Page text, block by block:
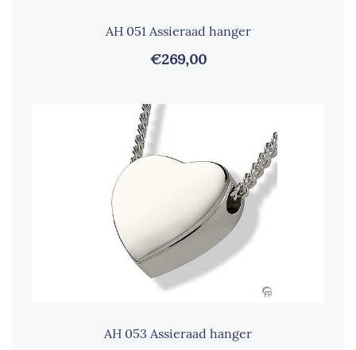
AH 051 Assieraad hanger
€269,00
AH 053 Assieraad hanger